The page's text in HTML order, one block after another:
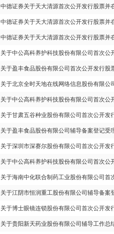
中德证券关于天大清源首次公开发行股票并
中德证券关于天大清源首次公开发行股票并
中德证券关于天大清源首次公开发行股票并
关于中公高科养护科技股份有限公司首次公
关于盈丰食品股份有限公司首次公开发行股
关于北京全时天地在线网络信息股份有限
关于中公高科养护科技股份有限公司首次公
关于甘肃五谷种业股份有限公司首次公开
关于盈丰食品股份有限公司辅导备案登记受
关于深圳市深赛尔股份有限公司首次公开发
关于中公高科养护科技股份有限公司首次
关于海南中化联合制药工业股份有限公司
关于江阴市恒润重工股份有限公司辅导备案
关于博士眼镜连锁股份有限公司首次公开发
关于贵阳新天药业股份有限公司辅导工作总